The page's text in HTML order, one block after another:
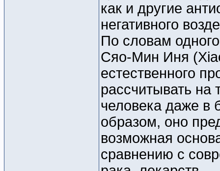
как и другие
негативного
По словам
Сяо-Мин Иня
естественного
рассчитывать на
человека даже в
образом, оно
возможная
сравнению с